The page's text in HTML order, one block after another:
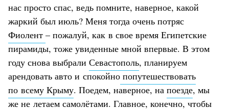
нас просто спас, ведь помните, наверное, какой
жаркий был июль? Меня тогда очень потряс
Фиолент – пожалуй, как в свое время Египетские
пирамиды, тоже увиденные мной впервые. В этом
году снова выбрали Севастополь, планируем
арендовать авто и спокойно попутешествовать
по всему Крыму. Поедем, наверное, на поезде, мы
же не летаем самолётами. Главное, конечно, чтобы